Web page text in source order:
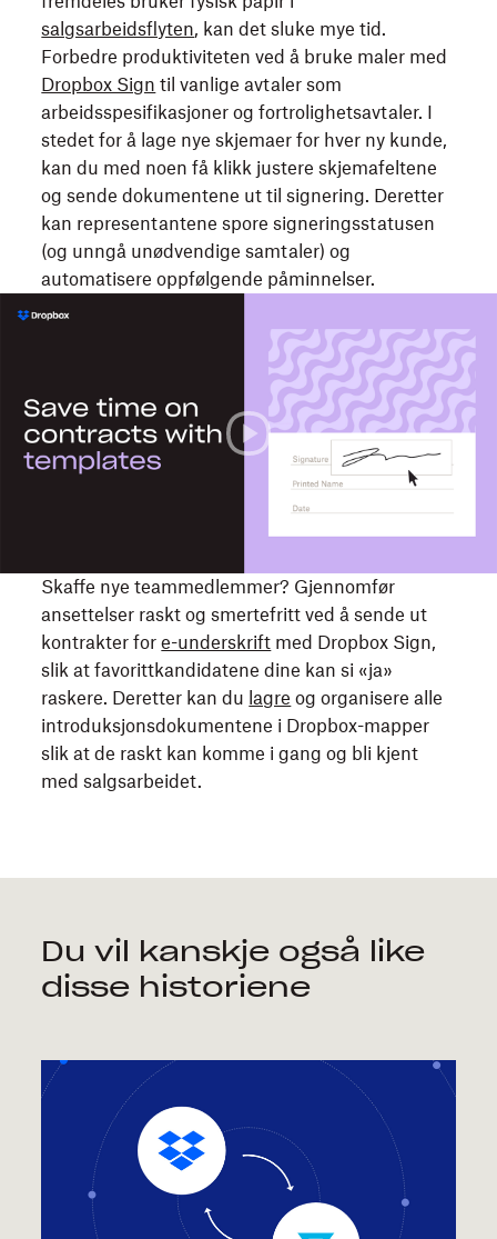
salgsarbeidsflyten, kan det sluke mye tid.
Forbedre produktiviteten ved å bruke maler med
Dropbox Sign til vanlige avtaler som
arbeidsspesifikasjoner og fortrolighetsavtaler. I
stedet for å lage nye skjemaer for hver ny kunde,
kan du med noen få klikk justere skjemafeltene
og sende dokumentene ut til signering. Deretter
kan representantene spore signeringsstatusen
(og unngå unødvendige samtaler) og
automatisere oppfølgende påminnelser.
Dropbox
kan
spare
bruke
Dropbox
Sign-
maler.
Skaffe nye teammedlemmer? Gjennomfør
ansettelser raskt og smertefritt ved å sende ut
kontrakter fore-underskrift med Dropbox Sign,
slik at favorittkandidatene dine kan si «ja»
raskere. Deretter kan du lagre og organisere alle
introduksjonsdokumentene i Dropbox-mapper
slik at de raskt kan komme i gang og bli kjent
med salgsarbeidet.
Du vil kanskje også like
disse historiene